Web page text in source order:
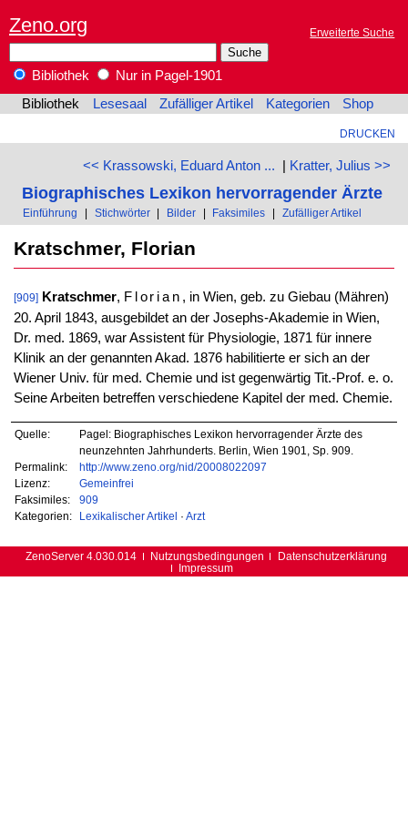
Zeno.org Erweiterte Suche
Bibliothek
Nur in Pagel-1901
Bibliothek
Lesesaal Zufälliger Artikel Kategorien Shop
DRUCKEN
<< Krassowski, Eduard Anton ... | Kratter, Julius >>
Biographisches Lexikon hervorragender Ärzte
Einführung | Stichwörter | Bilder | Faksimiles | Zufälliger Artikel
Kratschmer, Florian
[909] Kratschmer, Florian , in Wien, geb. zu Giebau (Mähren)
20. April 1843, ausgebildet an der Josephs-Akademie in Wien,
Dr. med. 1869, war Assistent für Physiologie, 1871 für innere
Klinik an der genannten Akad. 1876 habilitierte er sich an der
Wiener Univ. für med. Chemie und ist gegenwärtig Tit.-Prof. e. o.
Seine Arbeiten betreffen verschiedene Kapitel der med. Chemie.
Quelle:
Pagel: Biographisches Lexikon hervorragender Ärzte des
neunzehnten Jahrhunderts. Berlin, Wien 1901, Sp. 909.
Permalink:
http://www.zeno.org/nid/20008022097
Lizenz:
Gemeinfrei
Faksimiles:
909
Kategorien:
Lexikalischer Artikel · Arzt
ZenoServer 4.030.014 Nutzungsbedingungen
Datenschutzerklärung
Impressum